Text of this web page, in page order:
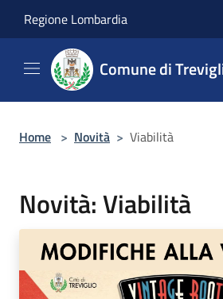
Regione Lombardia
Comune di
Home > Novità > Viabilità
Novità: Viabilità